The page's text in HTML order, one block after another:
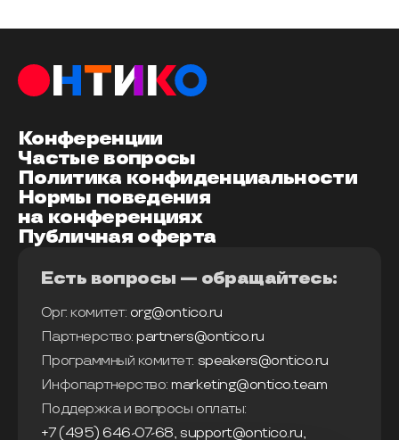
Конференции
Частые вопросы
Политика конфиденциальности
Нормы поведения
на конференциях
Публичная оферта
Есть вопросы — обращайтесь:
Орг. комитет: org@ontico.ru
Партнерство: partners@ontico.ru
Программный комитет: speakers@ontico.ru
Инфопартнерство: marketing@ontico.team
Поддержка и вопросы оплаты:
+7 (495) 646-07-68, support@ontico.ru,